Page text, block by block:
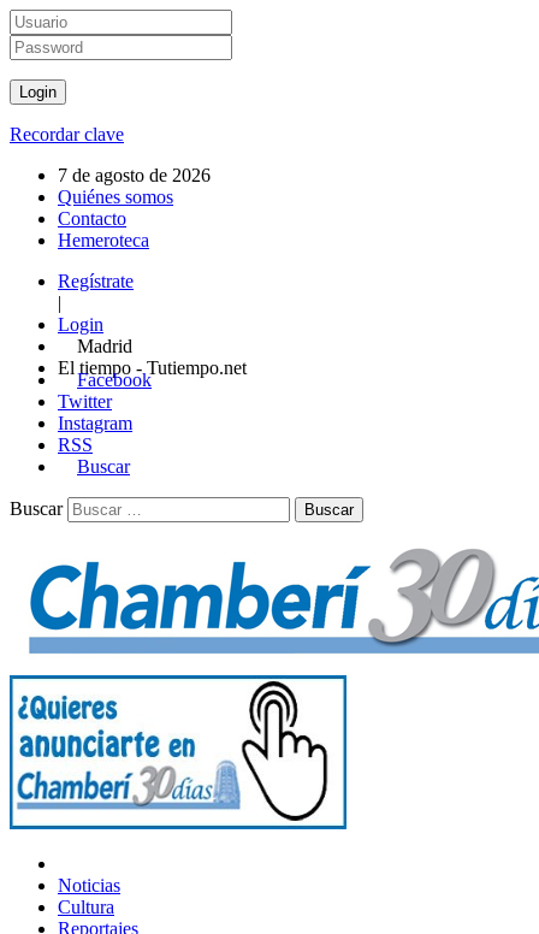
Recordar clave
7 de agosto de 2026
Quiénes somos
Contacto
Hemeroteca
Regístrate
|
Login
Madrid
El tiempo - Tutiempo.net
Facebook
Twitter
Instagram
RSS
Buscar
Buscar
Noticias
Cultura
Reportajes